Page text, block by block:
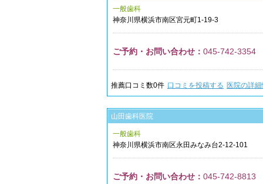
一般歯科
神奈川県横浜市南区宮元町1-19-3
ご予約・お問い合わせ： 045-742-3354
推薦口コミ数0件 口コミを投稿する 医院の詳
山田歯科医院
一般歯科
神奈川県横浜市南区永田みなみ台2-12-101
ご予約・お問い合わせ： 045-742-8813